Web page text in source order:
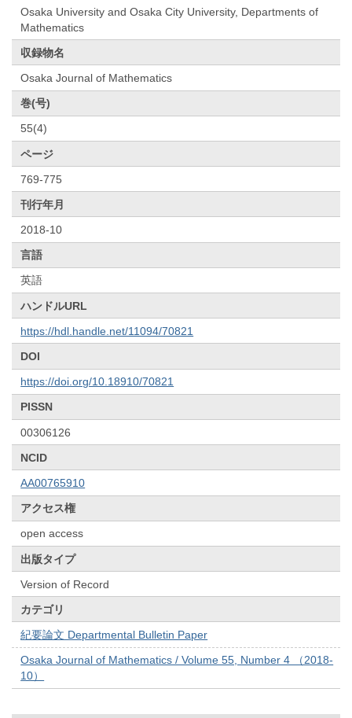
Osaka University and Osaka City University, Departments of
Mathematics
収録物名
Osaka Journal of Mathematics
巻(号)
55(4)
ページ
769-775
刊行年月
2018-10
言語
英語
ハンドルURL
https://hdl.handle.net/11094/70821
DOI
https://doi.org/10.18910/70821
PISSN
00306126
NCID
AA00765910
アクセス権
open access
出版タイプ
Version of Record
カテゴリ
紀要論文 Departmental Bulletin Paper
Osaka Journal of Mathematics / Volume 55, Number 4 （2018-
10）